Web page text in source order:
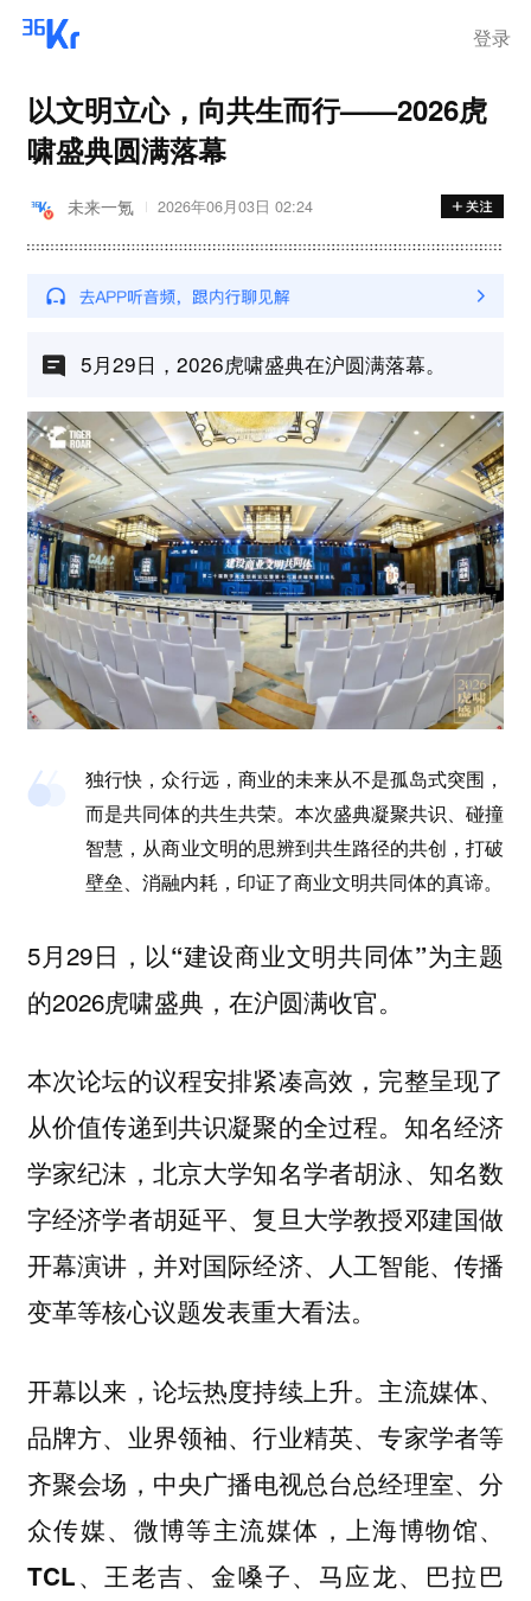
登录
以文明立心，向共生而行——2026虎
啸盛典圆满落幕
未来一氪 2026年06月03日 02:24
5月29日，2026虎啸盛典在沪圆满落幕。
独行快，众行远，商业的未来从不是孤岛式突围，
而是共同体的共生共荣。本次盛典凝聚共识、碰撞
智慧，从商业文明的思辨到共生路径的共创，打破
壁垒、消融内耗，印证了商业文明共同体的真谛。
5月29日，以“建设商业文明共同体”为主题
的2026虎啸盛典，在沪圆满收官。
本次论坛的议程安排紧凑高效，完整呈现了
从价值传递到共识凝聚的全过程。 知名经济
学家纪沫，北京大学知名学者胡泳、知名数
字经济学者胡延平、复旦大学教授邓建国做
开幕演讲，并对国际经济、人工智能、传播
变革等核心议题发表重大看法。
开幕以来，论坛热度持续上升。主流媒体、
品牌方、业界领袖、行业精英、专家学者等
齐聚会场， 中央广播电视总台总经理室、分
众传媒、微博等主流媒体 ，上海博物馆、
TCL、王老吉、金嗓子、马应龙、巴拉巴